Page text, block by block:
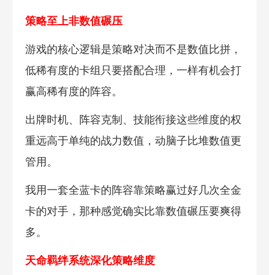
策略至上非数值碾压
游戏的核心逻辑是策略对决而不是数值比拼，
低稀有度的卡组只要搭配合理，一样有机会打
赢高稀有度的阵容。
出牌时机、阵容克制、技能衔接这些维度的权
重远高于单纯的战力数值，动脑子比堆数值更
管用。
我用一套全蓝卡的阵容靠策略赢过好几次全金
卡的对手，那种感觉确实比靠数值碾压要爽得
多。
天命羁绊系统深化策略维度